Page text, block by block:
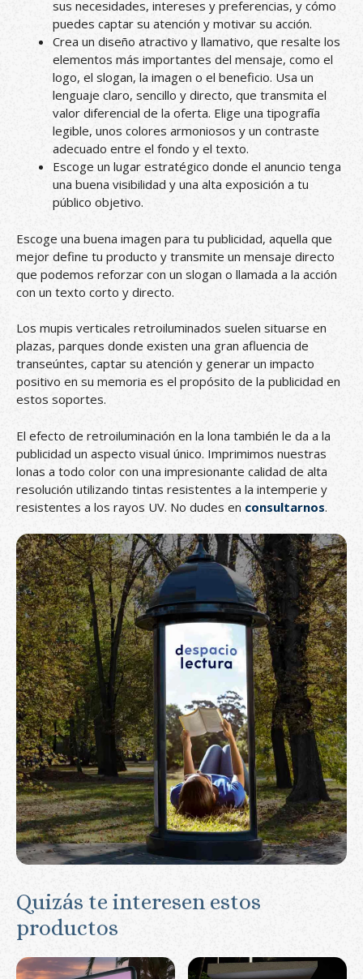
sus necesidades, intereses y preferencias, y cómo
puedes captar su atención y motivar su acción.
Crea un diseño atractivo y llamativo, que resalte los
elementos más importantes del mensaje, como el
logo, el slogan, la imagen o el beneficio. Usa un
lenguaje claro, sencillo y directo, que transmita el
valor diferencial de la oferta. Elige una tipografía
legible, unos colores armoniosos y un contraste
adecuado entre el fondo y el texto.
Escoge un lugar estratégico donde el anuncio tenga
una buena visibilidad y una alta exposición a tu
público objetivo.
Escoge una buena imagen para tu publicidad, aquella que
mejor define tu producto y transmite un mensaje directo
que podemos reforzar con un slogan o llamada a la acción
con un texto corto y directo.
Los mupis verticales retroiluminados suelen situarse en
plazas, parques donde existen una gran afluencia de
transeúntes, captar su atención y generar un impacto
positivo en su memoria es el propósito de la publicidad en
estos soportes.
El efecto de retroiluminación en la lona también le da a la
publicidad un aspecto visual único. Imprimimos nuestras
lonas a todo color con una impresionante calidad de alta
resolución utilizando tintas resistentes a la intemperie y
resistentes a los rayos UV. No dudes en consultarnos.
Quizás te interesen estos
productos